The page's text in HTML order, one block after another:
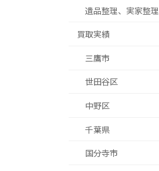
遺品整理、実家整理
買取実績
三鷹市
世田谷区
中野区
千葉県
国分寺市